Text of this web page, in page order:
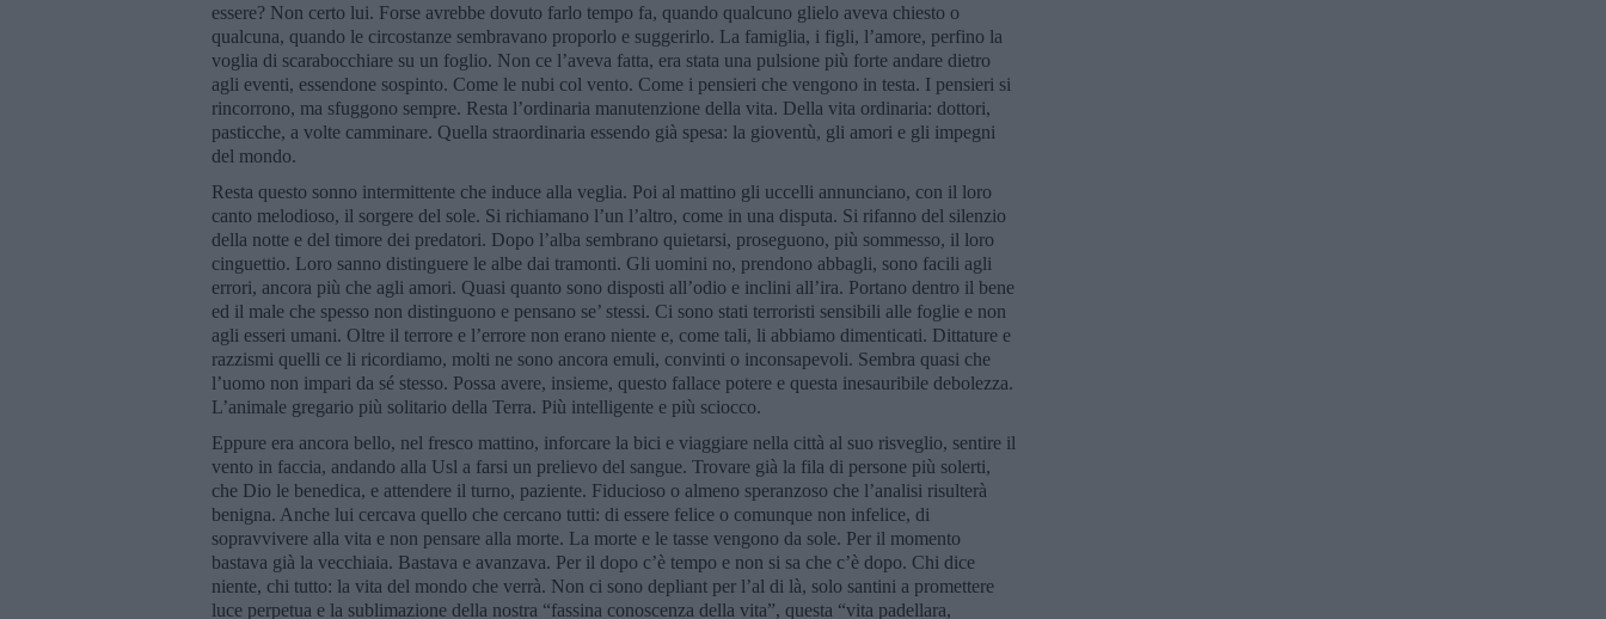
essere? Non certo lui. Forse avrebbe dovuto farlo tempo fa, quando qualcuno glielo aveva chiesto o
qualcuna, quando le circostanze sembravano proporlo e suggerirlo. La famiglia, i figli, l’amore, perfino la
voglia di scarabocchiare su un foglio. Non ce l’aveva fatta, era stata una pulsione più forte andare dietro
agli eventi, essendone sospinto. Come le nubi col vento. Come i pensieri che vengono in testa. I pensieri si
rincorrono, ma sfuggono sempre. Resta l’ordinaria manutenzione della vita. Della vita ordinaria: dottori,
pasticche, a volte camminare. Quella straordinaria essendo già spesa: la gioventù, gli amori e gli impegni
del mondo.
Resta questo sonno intermittente che induce alla veglia. Poi al mattino gli uccelli annunciano, con il loro
canto melodioso, il sorgere del sole. Si richiamano l’un l’altro, come in una disputa. Si rifanno del silenzio
della notte e del timore dei predatori. Dopo l’alba sembrano quietarsi, proseguono, più sommesso, il loro
cinguettio. Loro sanno distinguere le albe dai tramonti. Gli uomini no, prendono abbagli, sono facili agli
errori, ancora più che agli amori. Quasi quanto sono disposti all’odio e inclini all’ira. Portano dentro il bene
ed il male che spesso non distinguono e pensano se’ stessi. Ci sono stati terroristi sensibili alle foglie e non
agli esseri umani. Oltre il terrore e l’errore non erano niente e, come tali, li abbiamo dimenticati. Dittature e
razzismi quelli ce li ricordiamo, molti ne sono ancora emuli, convinti o inconsapevoli. Sembra quasi che
l’uomo non impari da sé stesso. Possa avere, insieme, questo fallace potere e questa inesauribile debolezza.
L’animale gregario più solitario della Terra. Più intelligente e più sciocco.
Eppure era ancora bello, nel fresco mattino, inforcare la bici e viaggiare nella città al suo risveglio, sentire il
vento in faccia, andando alla Usl a farsi un prelievo del sangue. Trovare già la fila di persone più solerti,
che Dio le benedica, e attendere il turno, paziente. Fiducioso o almeno speranzoso che l’analisi risulterà
benigna. Anche lui cercava quello che cercano tutti: di essere felice o comunque non infelice, di
sopravvivere alla vita e non pensare alla morte. La morte e le tasse vengono da sole. Per il momento
bastava già la vecchiaia. Bastava e avanzava. Per il dopo c’è tempo e non si sa che c’è dopo. Chi dice
niente, chi tutto: la vita del mondo che verrà. Non ci sono depliant per l’al di là, solo santini a promettere
luce perpetua e la sublimazione della nostra “fassina conoscenza della vita”, questa “vita padellara,